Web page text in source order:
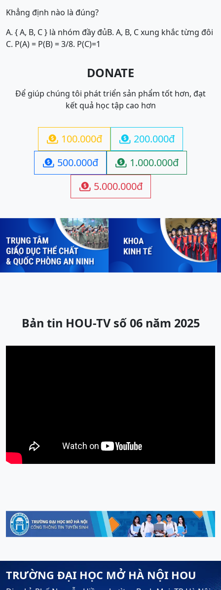
Khẳng định nào là đúng?
A. { A, B, C } là nhóm đầy đủB. A, B, C xung khắc từng đôi
C. P(A) = P(B) = 3/8. P(C)=1
DONATE
Để giúp chúng tôi phát triển sản phẩm tốt hơn, đạt
kết quả học tập cao hơn
 100.000đ  200.000đ
 500.000đ  1.000.000đ
 5.000.000đ
Previous Next
Bản tin HOU-TV số 06 năm 2025
TRƯỜNG ĐẠI HỌC MỞ HÀ NỘI HOU